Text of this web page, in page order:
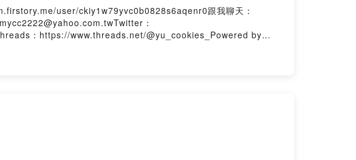
user/ckiy1w79yvc0b0828s6aqenr0跟我聊天：
：
：https://www.threads.net/@yu_cookies_Powered by